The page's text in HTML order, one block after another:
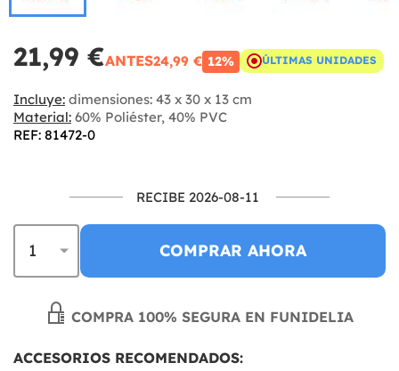
21,99 €ANTES24,99 € 12% ÚLTIMAS UNIDADES
Incluye: dimensiones: 43 x 30 x 13 cm
Material: 60% Poliéster, 40% PVC
REF: 81472-0
RECIBE 2026-08-11
COMPRAR AHORA
COMPRA 100% SEGURA EN FUNIDELIA
ACCESORIOS RECOMENDADOS: